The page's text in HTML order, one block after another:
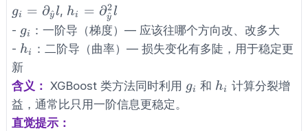
g_i=\partial_{\hat
y}l
gi = ∂y
^l, h_i=\partial^2_{\hat
y}l
hi = ∂y
^
2l
- g_i
gi
：一阶导（梯度）— 应该往哪个方向改、改多大
- h_i
hi
：二阶导（曲率）— 损失变化有多陡，用于稳定更
新
含义： XGBoost 类方法同时利用 g_i
gi 和 h_i
hi
计算分裂增
益，通常比只用一阶信息更稳定。
直觉提示：